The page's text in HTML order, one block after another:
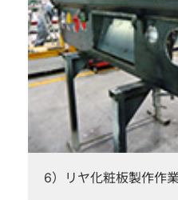
6）リヤ化粧板製作作